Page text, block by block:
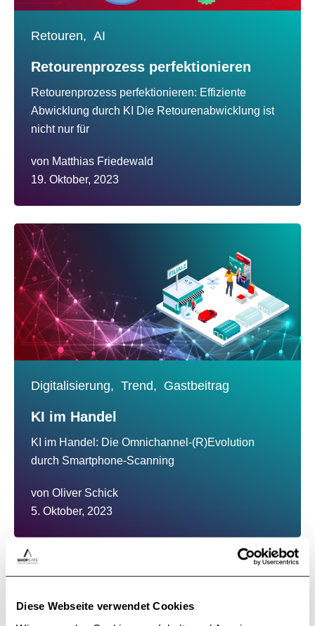
Diese Webseite verwendet Cookies
Retouren, AI
Retourenprozess perfektionieren
Retourenprozess perfektionieren: Effiziente
Abwicklung durch KI Die Retourenabwicklung ist
nicht nur für
von Matthias Friedewald
19. Oktober, 2023
Digitalisierung, Trend, Gastbeitrag
KI im Handel
KI im Handel: Die Omnichannel-(R)Evolution
durch Smartphone-Scanning
von Oliver Schick
5. Oktober, 2023